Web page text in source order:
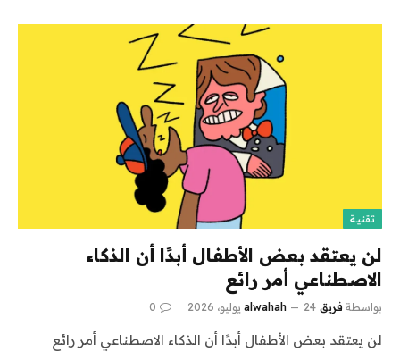
تقنية
لن يعتقد بعض الأطفال أبدًا أن الذكاء
الاصطناعي أمر رائع
بواسطة فريق alwahah 24 يوليو، 2026 0
لن يعتقد بعض الأطفال أبدًا أن الذكاء الاصطناعي أمر رائع